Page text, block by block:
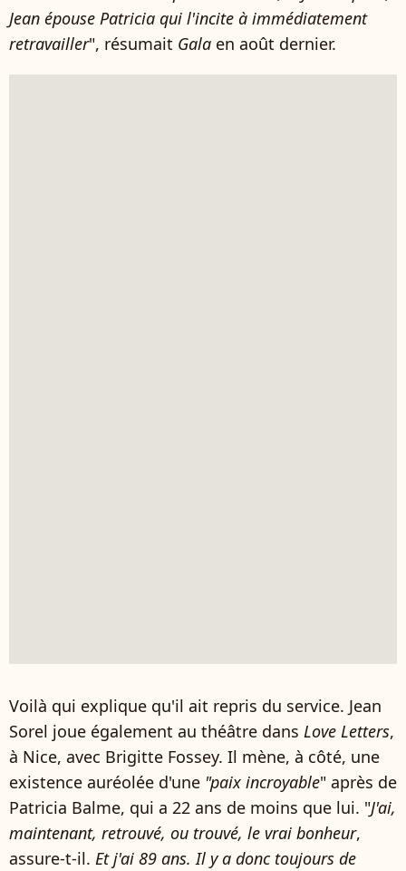
Jean épouse Patricia qui l'incite à immédiatement
retravailler", résumait Gala en août dernier.
Voilà qui explique qu'il ait repris du service. Jean
Sorel joue également au théâtre dans Love Letters,
à Nice, avec Brigitte Fossey. Il mène, à côté, une
existence auréolée d'une "paix incroyable" après de
Patricia Balme, qui a 22 ans de moins que lui. "J'ai,
maintenant, retrouvé, ou trouvé, le vrai bonheur,
assure-t-il. Et j'ai 89 ans. Il y a donc toujours de